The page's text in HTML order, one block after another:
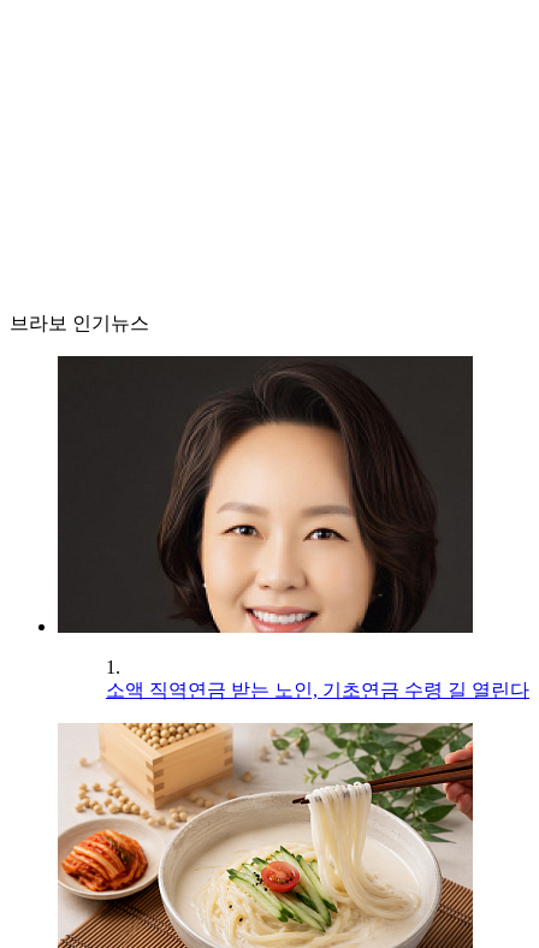
브라보 인기뉴스
1.
소액 직역연금 받는 노인, 기초연금 수령 길 열린다